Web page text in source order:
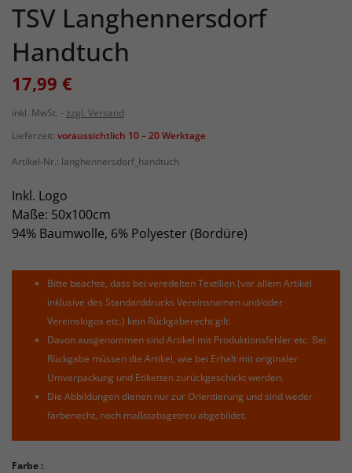
TSV Langhennersdorf
Handtuch
17,99 €
inkl. MwSt.
zzgl. Versand
Lieferzeit: voraussichtlich 10 – 20 Werktage
Artikel-Nr.: langhennersdorf_handtuch
Inkl. Logo
Maße: 50x100cm
94% Baumwolle, 6% Polyester (Bordüre)
Bitte beachte, dass bei veredelten Textilien (vor allem Artikel
inklusive des Standarddrucks Vereinsnamen und/oder
Vereinslogos etc.) kein Rückgaberecht gilt.
Davon ausgenommen sind Artikel mit Produktionsfehler etc. Bei
Rückgabe müssen die Artikel, wie bei Erhalt mit originaler
Umverpackung und Etiketten zurückgeschickt werden.
Die Abbildungen dienen nur zur Orientierung und sind weder
farbenecht, noch maßstabsgetreu abgebildet.
Farbe :